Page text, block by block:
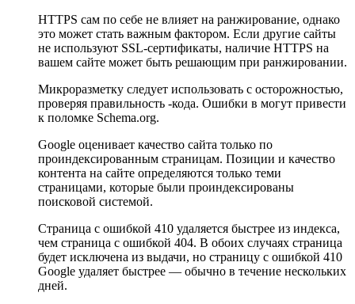
HTTPS сам по себе не влияет на ранжирование, однако
это может стать важным фактором. Если другие сайты
не используют SSL-сертификаты, наличие HTTPS на
вашем сайте может быть решающим при ранжировании.
Микроразметку следует использовать с осторожностью,
проверяя правильность -кода. Ошибки в могут привести
к поломке Schema.org.
Google оценивает качество сайта только по
проиндексированным страницам. Позиции и качество
контента на сайте определяются только теми
страницами, которые были проиндексированы
поисковой системой.
Страница с ошибкой 410 удаляется быстрее из индекса,
чем страница с ошибкой 404. В обоих случаях страница
будет исключена из выдачи, но страницу с ошибкой 410
Google удаляет быстрее — обычно в течение нескольких
дней.